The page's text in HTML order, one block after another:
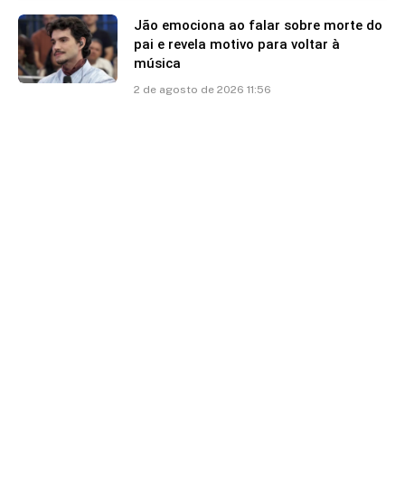
Jão emociona ao falar sobre morte do
pai e revela motivo para voltar à
música
2 de agosto de 2026 11:56